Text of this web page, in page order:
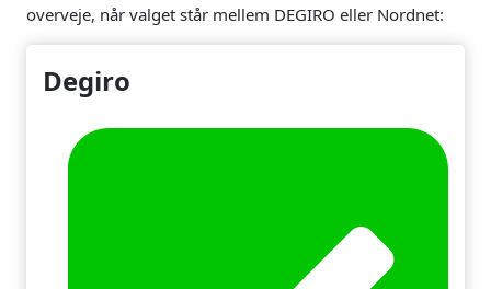
overveje, når valget står mellem DEGIRO eller Nordnet:
Degiro